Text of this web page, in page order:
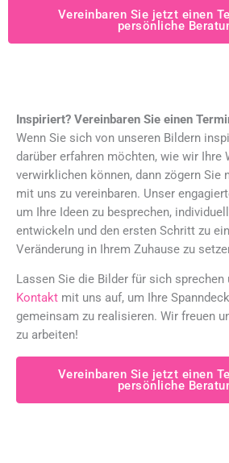
Vereinbaren Sie jetzt einen
persönliche
Inspiriert? Vereinbaren Sie einen
Wenn Sie sich von unseren Bildern
darüber erfahren möchten, wie wir Ihre
verwirklichen können, dann zögern Sie
mit uns zu vereinbaren. Unser
um Ihre Ideen zu besprechen,
entwickeln und den ersten Schritt zu
Veränderung in Ihrem Zuhause zu
Lassen Sie die Bilder für sich sprechen
Kontakt mit uns auf, um Ihre
gemeinsam zu realisieren. Wir freuen
zu arbeiten!
Vereinbaren Sie jetzt einen
persönliche